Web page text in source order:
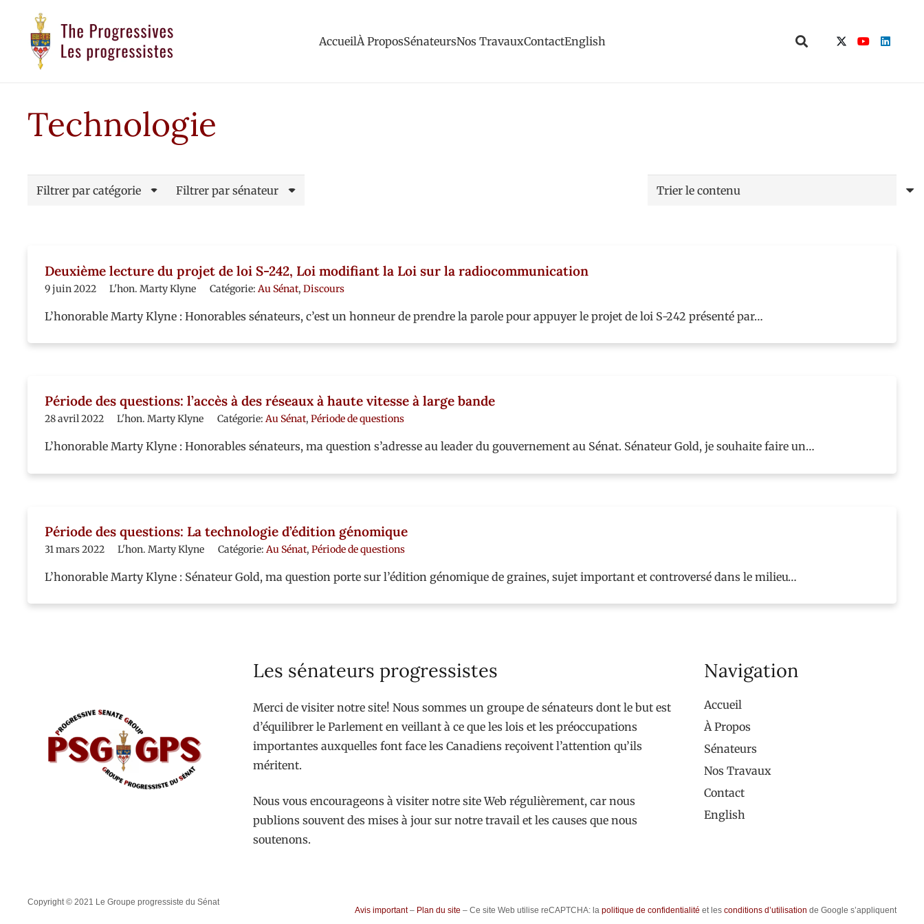
AccueilÀ ProposSénateursNos TravauxContactEnglish
Technologie
Filtrer par catégorie Filtrer par sénateur
Deuxième lecture du projet de loi S-242, Loi modifiant la Loi sur la radiocommunication
9 juin 2022 L'hon. Marty Klyne Catégorie: Au Sénat, Discours
L’honorable Marty Klyne : Honorables sénateurs, c’est un honneur de prendre la parole pour appuyer le projet de loi S-242 présenté par…
Période des questions: l’accès à des réseaux à haute vitesse à large bande
28 avril 2022 L'hon. Marty Klyne Catégorie: Au Sénat, Période de questions
L’honorable Marty Klyne : Honorables sénateurs, ma question s’adresse au leader du gouvernement au Sénat. Sénateur Gold, je souhaite faire un…
Période des questions: La technologie d’édition génomique
31 mars 2022 L'hon. Marty Klyne Catégorie: Au Sénat, Période de questions
L’honorable Marty Klyne : Sénateur Gold, ma question porte sur l’édition génomique de graines, sujet important et controversé dans le milieu…
Les sénateurs progressistes
Merci de visiter notre site! Nous sommes un groupe de sénateurs dont le but est
d’équilibrer le Parlement en veillant à ce que les lois et les préoccupations
importantes auxquelles font face les Canadiens reçoivent l’attention qu’ils
méritent.
Nous vous encourageons à visiter notre site Web régulièrement, car nous
publions souvent des mises à jour sur notre travail et les causes que nous
soutenons.
Navigation
Accueil
À Propos
Sénateurs
Nos Travaux
Contact
English
Copyright © 2021 Le Groupe progressiste du Sénat
Avis important– Plan du site – Ce site Web utilise reCAPTCHA: la politique de confidentialité et les conditions d’utilisation de Google s’appliquent